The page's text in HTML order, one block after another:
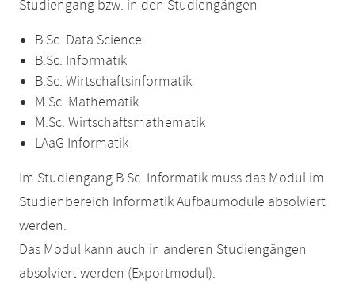
Studiengang bzw. in den Studiengängen
B.Sc. Data Science
B.Sc. Informatik
B.Sc. Wirtschaftsinformatik
M.Sc. Mathematik
M.Sc. Wirtschaftsmathematik
LAaG Informatik
Im Studiengang B.Sc. Informatik muss das Modul im
Studienbereich Informatik Aufbaumodule absolviert
werden.
Das Modul kann auch in anderen Studiengängen
absolviert werden (Exportmodul).